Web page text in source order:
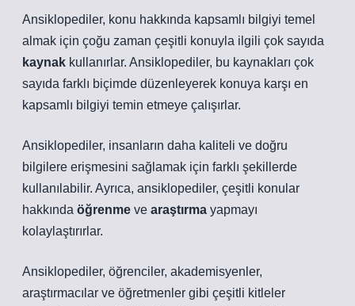
Ansiklopediler, konu hakkında kapsamlı bilgiyi temel
almak için çoğu zaman çeşitli konuyla ilgili çok sayıda
kaynak kullanırlar. Ansiklopediler, bu kaynakları çok
sayıda farklı biçimde düzenleyerek konuya karşı en
kapsamlı bilgiyi temin etmeye çalışırlar.
Ansiklopediler, insanların daha kaliteli ve doğru
bilgilere erişmesini sağlamak için farklı şekillerde
kullanılabilir. Ayrıca, ansiklopediler, çeşitli konular
hakkında öğrenme ve araştırma yapmayı
kolaylaştırırlar.
Ansiklopediler, öğrenciler, akademisyenler,
araştırmacılar ve öğretmenler gibi çeşitli kitleler